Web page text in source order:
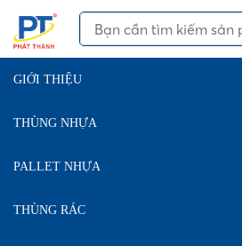
GIỚI THIỆU
THÙNG NHỰA
PALLET NHỰA
THÙNG RÁC